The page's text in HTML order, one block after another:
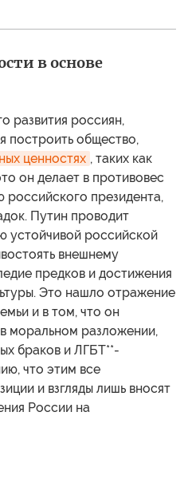
в основе
развития россиян,
построить общество,
ценностях , таких как
он делает в противовес
президента,
Путин проводит
устойчивой российской
внешнему
предков и достижения
Это нашло отражение
и в том, что он
моральном разложении,
браков и ЛГБТ**-
что этим все
и взгляды лишь вносят
России на